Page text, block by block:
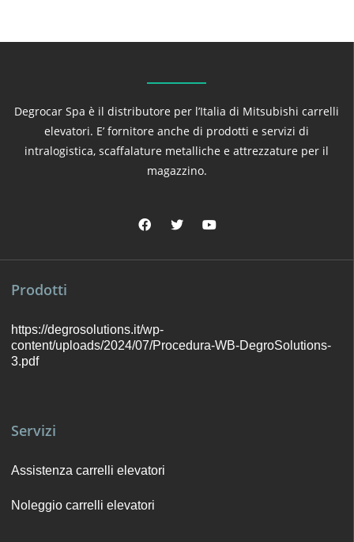
Degrocar Spa è il distributore per l’Italia di Mitsubishi carrelli
elevatori. E’ fornitore anche di prodotti e servizi di
intralogistica, scaffalature metalliche e attrezzature per il
magazzino.
Prodotti
https://degrosolutions.it/wp-
content/uploads/2024/07/Procedura-WB-DegroSolutions-
3.pdf
Servizi
Assistenza carrelli elevatori
Noleggio carrelli elevatori